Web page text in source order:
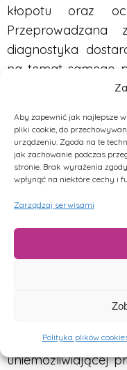
Aby zapewnić jak najlepsze
pliki cookie, do
urządzeniu. Zgoda na te
jak zachowanie podczas
stronie. Brak wyrażenia
wpłynąć na niektóre cechy i
Zarządzaj serwisami
Polityka plików
kłopotu oraz
Przeprowadzana
diagnostyka
na temat samego
tym celu
komputerowej.
twarzoczaszki
uwarunkowania
dogłębnej
niepożądanych
procesowi
przedstawimy
2. Jeśli braki w
tkanki kostne
uniemożliwiającej